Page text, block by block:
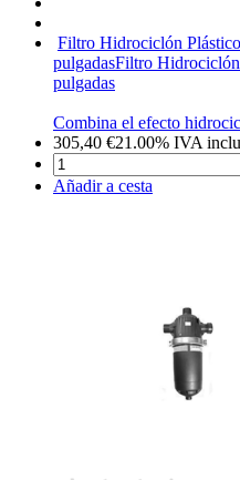
Filtro Hidrociclón
pulgadasFiltro
pulgadas
Combina el efecto
305,40 €21.00% IVA
Añadir a cesta